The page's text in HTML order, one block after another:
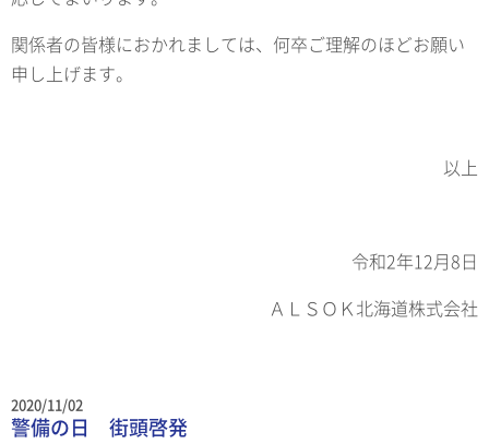
関係者の皆様におかれましては、何卒ご理解のほどお願い
申し上げます。
以上
令和2年12月8日
ＡＬＳＯＫ北海道株式会社
2020/11/02
警備の日 街頭啓発